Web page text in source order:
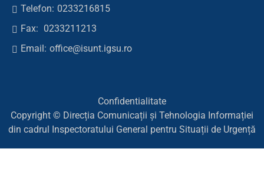
Telefon: 0233216815
Fax: 0233211213
Email: office@isunt.igsu.ro
Confidentialitate
Copyright © Direcția Comunicații și Tehnologia Informației
din cadrul Inspectoratului General pentru Situații de Urgență